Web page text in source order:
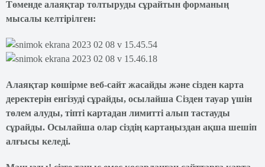
Төменде алаяқтар толтыруды сұрайтын форманың
мысалы келтірілген:
Алаяқтар көшірме веб-сайт жасайды және сізден карта
деректерін енгізуді сұрайды, осылайша Сізден тауар үшін
төлем алуды, тіпті картадан лимитті алып тастауды
сұрайды. Осылайша олар сіздің картаңыздан ақша шешіп
алғысы келеді.